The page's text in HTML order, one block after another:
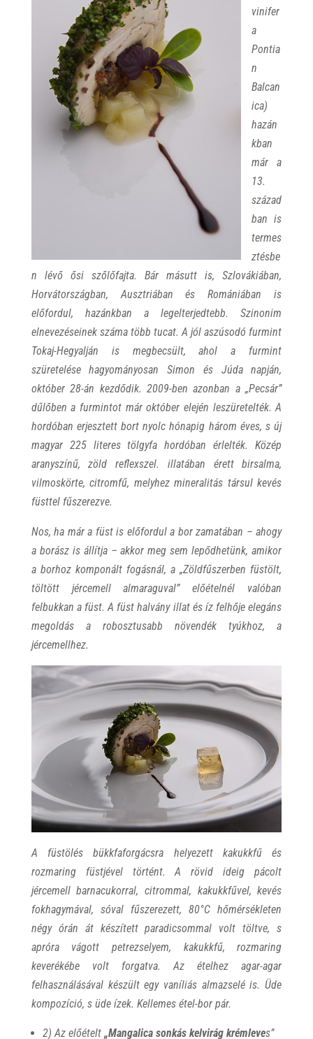
vinifer
a
Pontia
n
Balcan
ica)
hazán
kban
már a
13.
század
ban is
termes
ztésbe
n lévő ősi szőlőfajta. Bár másutt is, Szlovákiában,
Horvátországban, Ausztriában és Romániában is
előfordul, hazánkban a legelterjedtebb. Szinonim
elnevezéseinek száma több tucat. A jól aszúsodó furmint
Tokaj-Hegyalján is megbecsült, ahol a furmint
szüretelése hagyományosan Simon és Júda napján,
október 28-án kezdődik. 2009-ben azonban a „Pecsár”
dűlőben a furmintot már október elején leszüretelték. A
hordóban erjesztett bort nyolc hónapig három éves, s új
magyar 225 literes tölgyfa hordóban érlelték. Közép
aranyszínű, zöld reflexszel. illatában érett birsalma,
vilmoskörte, citromfű, melyhez mineralitás társul kevés
füsttel fűszerezve.
Nos, ha már a füst is előfordul a bor zamatában – ahogy
a borász is állítja – akkor meg sem lepődhetünk, amikor
a borhoz komponált fogásnál, a„Zöldfűszerben füstölt,
töltött jércemell almaraguval”előételnél valóban
felbukkan a füst. A füst halvány illat és íz felhője elegáns
megoldás a robosztusabb növendék tyúkhoz, a
jércemellhez.
A füstölés bükkfaforgácsra helyezett kakukkfű és
rozmaring füstjével történt. A rövid ideig pácolt
jércemell barnacukorral, citrommal, kakukkfűvel, kevés
fokhagymával, sóval fűszerezett, 80°C hőmérsékleten
négy órán át készített paradicsommal volt töltve, s
apróra vágott petrezselyem, kakukkfű, rozmaring
keverékébe volt forgatva. Az ételhez agar-agar
felhasználásával készült egy vaníliás almazselé is. Üde
kompozíció, s üde ízek. Kellemes étel-bor pár.
2) Az előételt„Mangalica sonkás kelvirág krémleves”